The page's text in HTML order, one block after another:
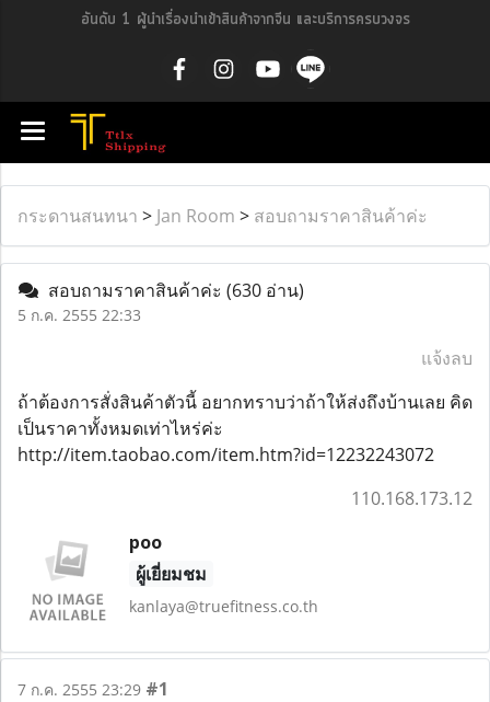
อันดับ 1 ผู้นำเรื่องนำเข้าสินค้าจากจีน และบริการครบวงจร
กระดานสนทนา > Jan Room > สอบถามราคาสินค้าค่ะ
สอบถามราคาสินค้าค่ะ (630 อ่าน)
5 ก.ค. 2555 22:33
แจ้งลบ
ถ้าต้องการสั่งสินค้าตัวนี้ อยากทราบว่าถ้าให้ส่งถึงบ้านเลย คิด
เป็นราคาทั้งหมดเท่าไหร่ค่ะ
http://item.taobao.com/item.htm?id=12232243072
110.168.173.12
poo
ผู้เยี่ยมชม
kanlaya@truefitness.co.th
7 ก.ค. 2555 23:29 #1